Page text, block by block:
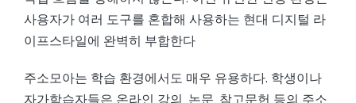
사용자가 여러 도구를 혼합해 사용하는 현대 디지털 라
이프스타일에 완벽히 부합한다
주소모아는 학습 환경에서도 매우 유용하다. 학생이나
자가학습자들은 온라인 강의, 논문, 참고문헌 등의 주소